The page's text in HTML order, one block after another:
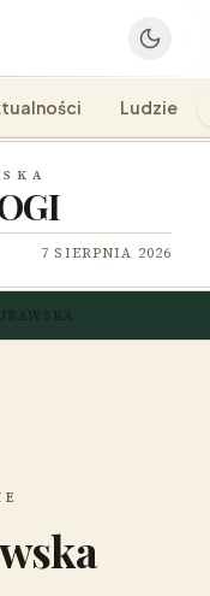
Ludzie
7 SIERPNIA 2026